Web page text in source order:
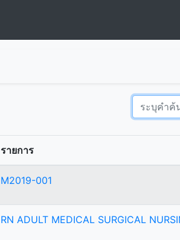
รายการ
M2019-001
RN ADULT MEDICAL SURGICAL